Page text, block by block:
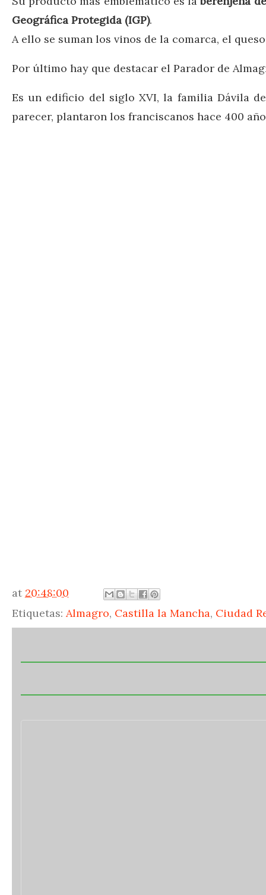
Geográfica Protegida (IGP).
A ello se suman los vinos de la comarca, el
Por último hay que destacar el Parador de
Es un edificio del siglo XVI, la familia Dávila
parecer, plantaron los franciscanos hace 400
at 20:48:00
Etiquetas: Almagro, Castilla la Mancha, Ciudad